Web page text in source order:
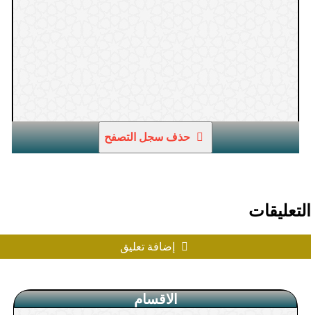
1. حذف سجل التصفح
التعليقات
إضافة تعليق
الاقسام